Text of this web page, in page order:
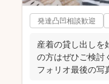
発達凸凹相談歓迎
産着の貸し出しを
の方はぜひご検討
フォリオ最後の写